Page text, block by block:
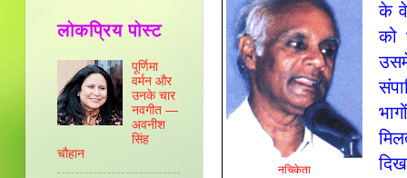
नचिकेता
के
को
लोकप्रिय पोस्ट
पूर्णिमा
वर्मन और
उनके चार
नवगीत —
अवनीश
सिंह
चौहान